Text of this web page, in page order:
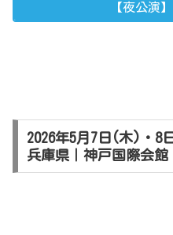
【夜公演
2026年5月7日(木)・8
兵庫県｜神戸国際会